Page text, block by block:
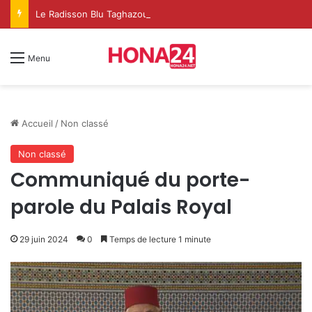
Menu
Accueil / Non classé
Non classé
Communiqué du porte-
parole du Palais Royal
29 juin 2024 0 Temps de lecture 1 minute